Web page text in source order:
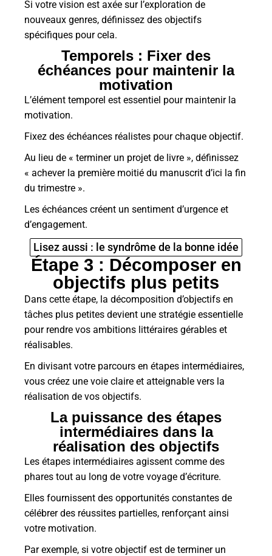
Si votre vision est axée sur l’exploration de
nouveaux genres, définissez des objectifs
spécifiques pour cela.
Temporels : Fixer des
échéances pour maintenir la
motivation
L’élément temporel est essentiel pour maintenir la
motivation.
Fixez des échéances réalistes pour chaque objectif.
Au lieu de « terminer un projet de livre », définissez
« achever la première moitié du manuscrit d’ici la fin
du trimestre ».
Les échéances créent un sentiment d’urgence et
d’engagement.
Lisez aussi : le syndrôme de la bonne idée
Étape 3 : Décomposer en
objectifs plus petits
Dans cette étape, la décomposition d’objectifs en
tâches plus petites devient une stratégie essentielle
pour rendre vos ambitions littéraires gérables et
réalisables.
En divisant votre parcours en étapes intermédiaires,
vous créez une voie claire et atteignable vers la
réalisation de vos objectifs.
La puissance des étapes
intermédiaires dans la
réalisation des objectifs
Les étapes intermédiaires agissent comme des
phares tout au long de votre voyage d’écriture.
Elles fournissent des opportunités constantes de
célébrer des réussites partielles, renforçant ainsi
votre motivation.
Par exemple, si votre objectif est de terminer un